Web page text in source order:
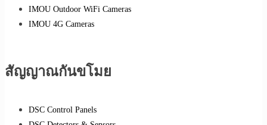
IMOU Outdoor WiFi Cameras
IMOU 4G Cameras
สัญญาณกันขโมย
DSC Control Panels